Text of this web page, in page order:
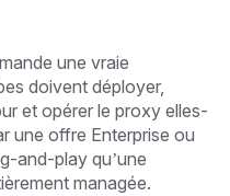
une vraie
doivent déployer,
et opérer le proxy elles-
une offre Enterprise ou
and-play qu’une
managée.